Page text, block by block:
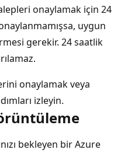
onaylamak için 24
uygun
gerekir. 24 saatlik
onaylamak veya
izleyin.
bekleyen bir Azure